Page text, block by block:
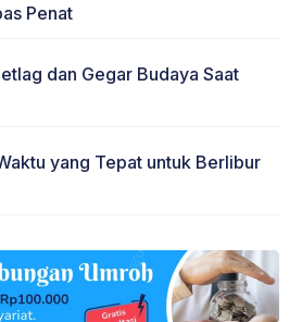
Penat
dan Gegar Budaya Saat
yang Tepat untuk Berlibur